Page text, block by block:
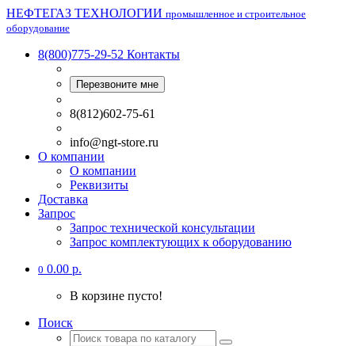
НЕФТЕГАЗ ТЕХНОЛОГИИ промышленное и строительное
оборудование
8(800)775-29-52 Контакты
Перезвоните мне
8(812)602-75-61
info@ngt-store.ru
О компании
О компании
Реквизиты
Доставка
Запрос
Запрос технической консультации
Запрос комплектующих к оборудованию
0 0.00 р.
В корзине пусто!
Поиск